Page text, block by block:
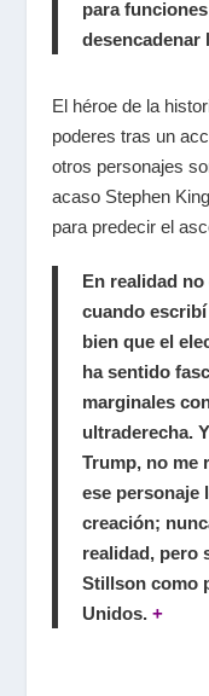
para
desencadenar
El héroe de la
poderes tras un
otros personajes
acaso Stephen
para predecir el
En realidad
cuando escribí
bien que el
ha sentido
marginales
ultraderecha.
Trump, no me
ese personaje
creación;
realidad, pero
Stillson como
Unidos. +